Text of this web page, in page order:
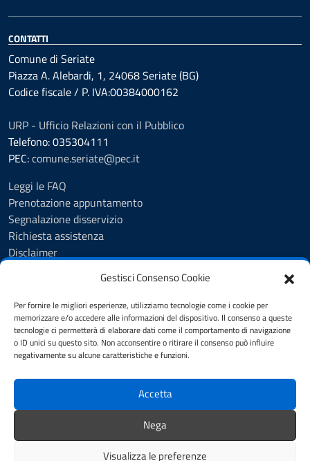
Gestisci Consenso Cookie
Per fornire le migliori esperienze, utilizziamo tecnologie come i cookie per
memorizzare e/o accedere alle informazioni del dispositivo. Il consenso a queste
tecnologie ci permetterà di elaborare dati come il comportamento di navigazione
o ID unici su questo sito. Non acconsentire o ritirare il consenso può influire
negativamente su alcune caratteristiche e funzioni.
Accetta
Nega
Visualizza le preferenze
CONTATTI
Comune di Seriate
Piazza A. Alebardi, 1, 24068 Seriate (BG)
Codice fiscale / P. IVA:00384000162
URP - Ufficio Relazioni con il Pubblico
Telefono: 035304111
PEC:comune.seriate@pec.it
Leggi le FAQ
Prenotazione appuntamento
Segnalazione disservizio
Richiesta assistenza
Disclaimer
Cookie Policy
Informativa privacy
Dichiarazione di accessibilità
Note legali
SEGUICI SU
YouTube Facebook